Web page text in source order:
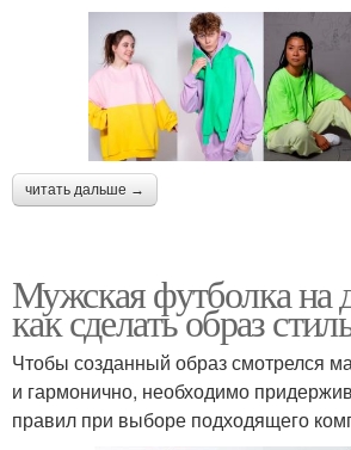
читать дальше →
Мужская футболка на
как сделать образ
Чтобы созданный образ смотрелся
и гармонично, необходимо
правил при выборе подходящего